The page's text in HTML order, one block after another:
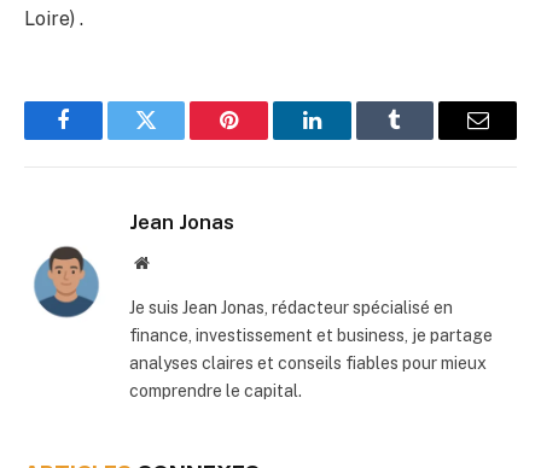
Loire) .
FacebookTwitter Pinterest LinkedInTumblr Email
Jean Jonas
Site
Je suis Jean Jonas, rédacteur spécialisé en
finance, investissement et business, je partage
analyses claires et conseils fiables pour mieux
comprendre le capital.